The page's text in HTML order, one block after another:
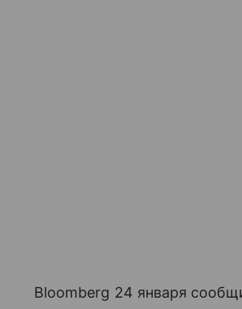
Bloomberg 24 января